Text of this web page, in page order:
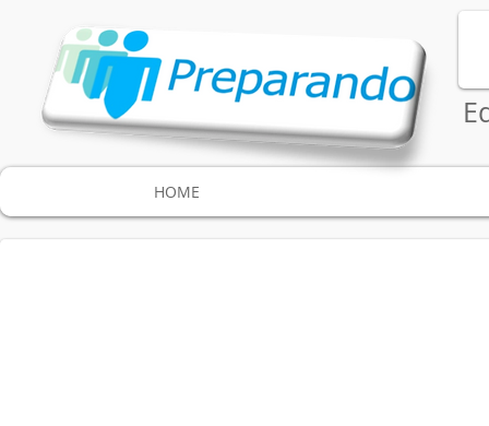
HOME